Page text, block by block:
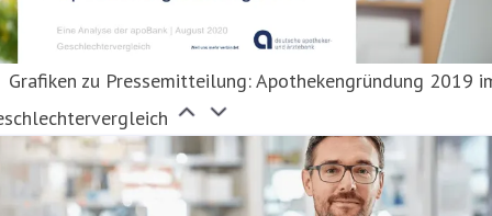
Grafiken zu Pressemitteilung: Apothekengründung 2019